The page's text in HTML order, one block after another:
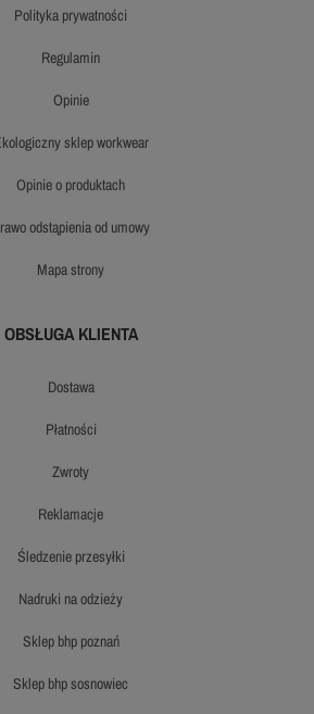
polityka prywatności
regulamin
opinie
ekologiczny sklep workwear
opinie o produktach
prawo odstąpienia od umowy
mapa strony
OBSŁUGA KLIENTA
dostawa
płatności
zwroty
reklamacje
śledzenie przesyłki
nadruki na odzieży
sklep bhp poznań
sklep bhp sosnowiec